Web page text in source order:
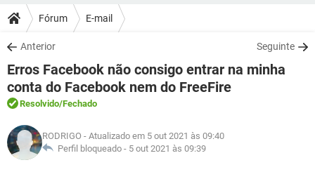
CELULAR
OUTLOOK
INSTAGRAM GMAIL
GUIA DE COMPRAS
DICAS
JOGOS
OUTLOOK EXCEL
INSTAGRAM
GUIA DE COMPRAS
DOWNLOADS
JOGOS WHATSAPP
CELULAR FACEBOOK
INSTAGRAM GMAIL
FÓRUM
JOGOS
CELULAR FACEBOOK
OUTLOOK EXCEL
JOGOS WHATSAPP
Fórum E-mail
Anterior Seguinte
Erros Facebook não consigo entrar na minha
conta do Facebook nem do FreeFire
Resolvido/Fechado
RODRIGO - Atualizado em 5 out 2021 às 09:40
Perfil bloqueado - 5 out 2021 às 09:39